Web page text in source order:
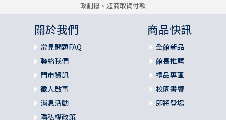
政劃撥、超商取貨付款
關於我們
常見問題FAQ
聯絡我們
門市資訊
徵人啟事
消息活動
隱私權政策
商品快訊
全館新品
館長推薦
禮品專區
校園書饗
即將登場